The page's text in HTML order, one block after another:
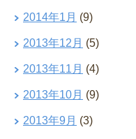
2014年1月 (9)
2013年12月 (5)
2013年11月 (4)
2013年10月 (9)
2013年9月 (3)